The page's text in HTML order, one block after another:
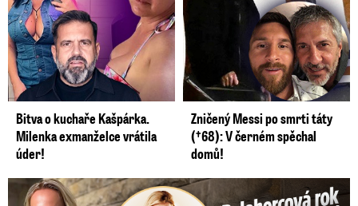
Bitva o kuchaře Kašpárka.
Milenka exmanželce vrátila
úder!
Zničený Messi po smrti táty
(†68): V černém spěchal
domů!
Belohorcová rok po odstranění implantátů: Konečně sama sebou